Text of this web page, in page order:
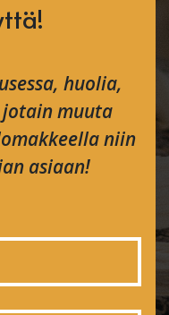
huolia,
muuta
niin
asiaan!